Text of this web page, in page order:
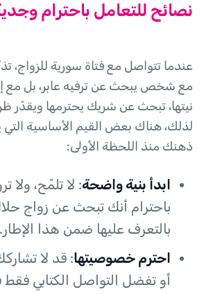
نصائح للتعامل باحترام
عندما تتواصل مع فتاة سورية للزواج،
مع شخص يبحث عن ترفيه عابر، بل مع
نيتها، تبحث عن شريك يحترمها ويقدّر
لذلك، هناك بعض القيم الأساسية
ذهنك منذ اللحظة الأولى:
ابدأ بنية واضحة: لا تلمّح، ولا
باحترام أنك تبحث عن زواج
بالتعرف عليها ضمن هذا الإطار.
احترم خصوصيتها: قد لا
أو تفضل التواصل الكتابي فقط